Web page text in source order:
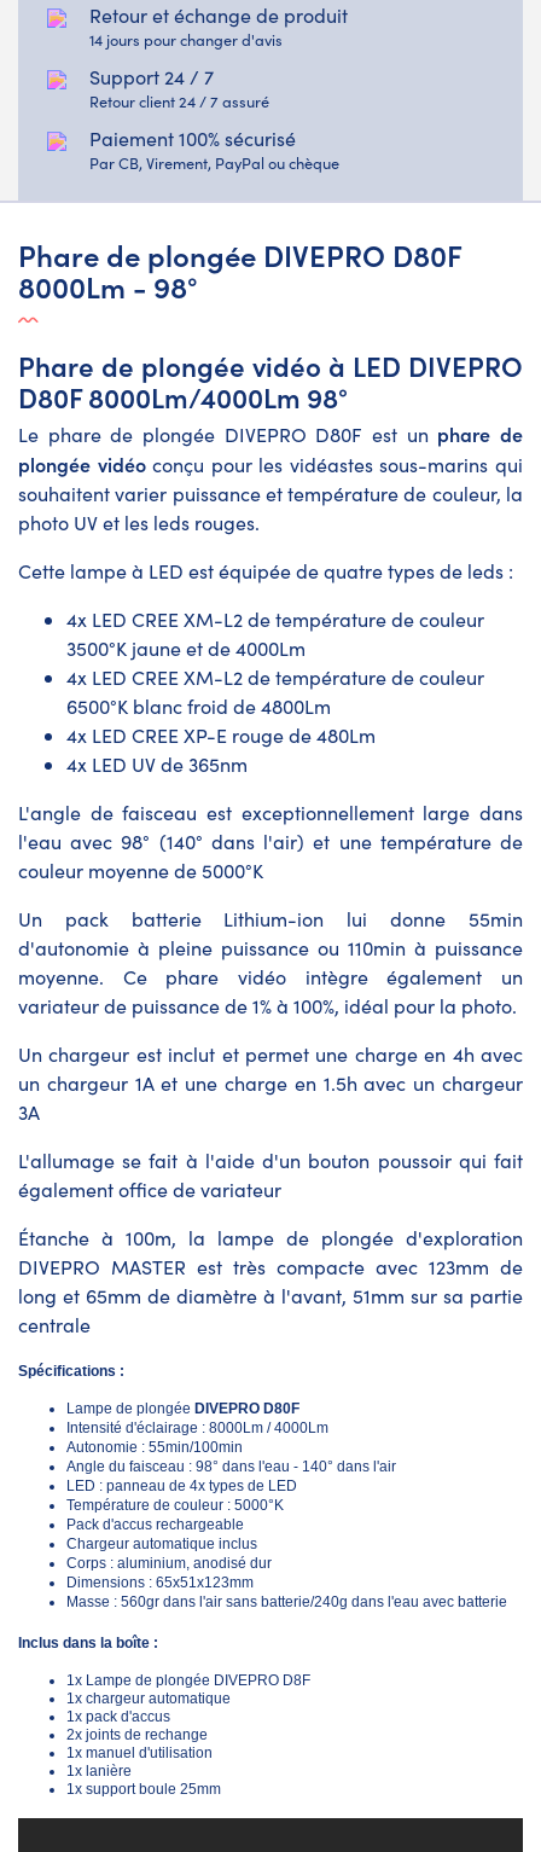
Retour et échange de produit
14 jours pour changer d'avis
Support 24 / 7
Retour client 24 / 7 assuré
Paiement 100% sécurisé
Par CB, Virement, PayPal ou chèque
Phare de plongée DIVEPRO D80F
8000Lm - 98°
Phare de plongée vidéo à LED DIVEPRO
D80F 8000Lm/4000Lm 98°
Le phare de plongée DIVEPRO D80F est un phare de
plongée vidéoconçu pour les vidéastes sous-marins qui
souhaitent varier puissance et température de couleur, la
photo UV et les leds rouges.
Cette lampe à LED est équipée de quatre types de leds :
4x LED CREE XM-L2 de température de couleur
3500°K jaune et de 4000Lm
4x LED CREE XM-L2 de température de couleur
6500°K blanc froid de 4800Lm
4x LED CREE XP-E rouge de 480Lm
4x LED UV de 365nm
L'angle de faisceau est exceptionnellement large dans
l'eau avec 98° (140° dans l'air) et une température de
couleur moyenne de 5000°K
Un pack batterie Lithium-ion lui donne 55min
d'autonomie à pleine puissance ou 110min à puissance
moyenne. Ce phare vidéo intègre également un
variateur de puissance de 1% à 100%, idéal pour la photo.
Un chargeur est inclut et permet une charge en 4h avec
un chargeur 1A et une charge en 1.5h avec un chargeur
3A
L'allumage se fait à l'aide d'un bouton poussoir qui fait
également office de variateur
Étanche à 100m, la lampe de plongée d'exploration
DIVEPRO MASTER est très compacte avec 123mm de
long et 65mm de diamètre à l'avant, 51mm sur sa partie
centrale
Spécifications :
Lampe de plongée DIVEPRO D80F
Intensité d'éclairage : 8000Lm / 4000Lm
Autonomie : 55min/100min
Angle du faisceau : 98° dans l'eau - 140° dans l'air
LED : panneau de 4x types de LED
Température de couleur : 5000°K
Pack d'accus rechargeable
Chargeur automatique inclus
Corps : aluminium, anodisé dur
Dimensions : 65x51x123mm
Masse : 560gr dans l'air sans batterie/240g dans l'eau avec batterie
Inclus dans la boîte :
1x Lampe de plongée DIVEPRO D8F
1x chargeur automatique
1x pack d'accus
2x joints de rechange
1x manuel d'utilisation
1x lanière
1x support boule 25mm